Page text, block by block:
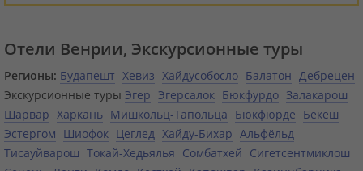
Отели Венрии, Экскурсионные туры
Регионы: Будапешт Хевиз Хайдусобосло Балатон Дебрецен
Экскурсионные туры Эгер Эгерсалок Бюкфурдо Залакарош
Шарвар Харкань Мишкольц-Тапольца Бюкфюрде Бекеш
Эстергом Шиофок Цеглед Хайду-Бихар Альфёльд
Тисауйварош Токай-Хедьялья Сомбатхей Сигетсентмиклош